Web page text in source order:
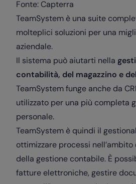
Fonte: Capterra
TeamSystem è una suite
molteplici soluzioni per una
aziendale.
Il sistema può aiutarti nella
contabilità, del magazzino e
TeamSystem funge anche da
utilizzato per una più completa
personale.
TeamSystem è quindi il
ottimizzare processi
della gestione contabile. È
fatture elettroniche, gestire